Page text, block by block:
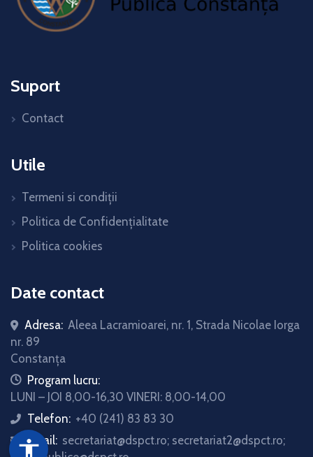
accessibility
Suport
Contact
Utile
Termeni si condiții
Politica de Confidențialitate
Politica cookies
Date contact
Adresa: Aleea Lacramioarei, nr. 1, Strada Nicolae Iorga
nr. 89
Constanța
iconProgram lucru:
LUNI – JOI 8,00-16,30 VINERI: 8,00-14,00
icon
Telefon: +40 (241) 83 83 30
icon
Email: secretariat@dspct.ro; secretariat2@dspct.ro;